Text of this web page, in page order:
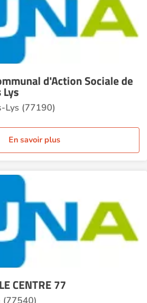
d'Action Sociale de
Lys (77190)
En savoir plus
CENTRE 77
(77540)